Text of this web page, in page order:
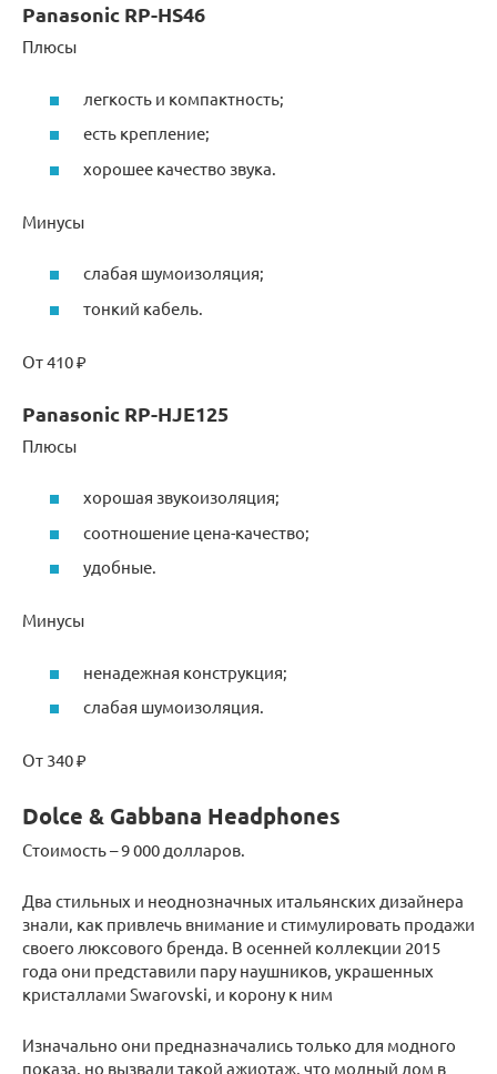
Panasonic RP-HS46
Плюсы
легкость и компактность;
есть крепление;
хорошее качество звука.
Минусы
слабая шумоизоляция;
тонкий кабель.
От 410 ₽
Panasonic RP-HJE125
Плюсы
хорошая звукоизоляция;
соотношение цена-качество;
удобные.
Минусы
ненадежная конструкция;
слабая шумоизоляция.
От 340 ₽
Dolce & Gabbana Headphones
Стоимость – 9 000 долларов.
Два стильных и неоднозначных итальянских дизайнера
знали, как привлечь внимание и стимулировать продажи
своего люксового бренда. В осенней коллекции 2015
года они представили пару наушников, украшенных
кристаллами Swarovski, и корону к ним
Изначально они предназначались только для модного
показа, но вызвали такой ажиотаж, что модный дом в